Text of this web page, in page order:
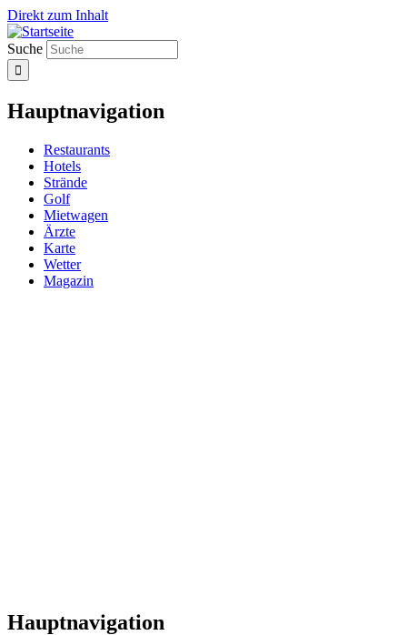
Direkt zum Inhalt
Suche
Hauptnavigation
Restaurants
Hotels
Strände
Golf
Mietwagen
Ärzte
Karte
Wetter
Magazin
Hauptnavigation